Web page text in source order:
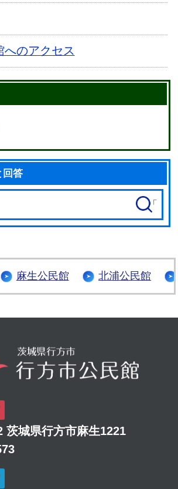
へのアクセス
回答
麻生公民館 北浦公民館
茨城県行方市麻生1221